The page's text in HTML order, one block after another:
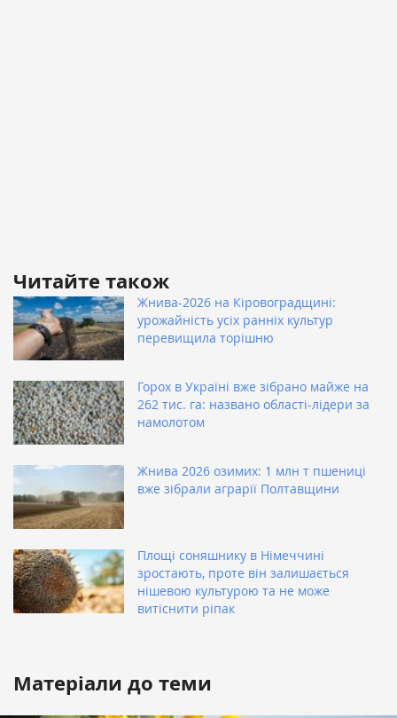
Читайте також
Жнива-2026 на Кіровоградщині:
урожайність усіх ранніх культур
перевищила торішню
Горох в Україні вже зібрано майже на
262 тис. га: названо області-лідери за
намолотом
Жнива 2026 озимих: 1 млн т пшениці
вже зібрали аграрії Полтавщини
Площі соняшнику в Німеччині
зростають, проте він залишається
нішевою культурою та не може
витіснити ріпак
Матеріали до теми